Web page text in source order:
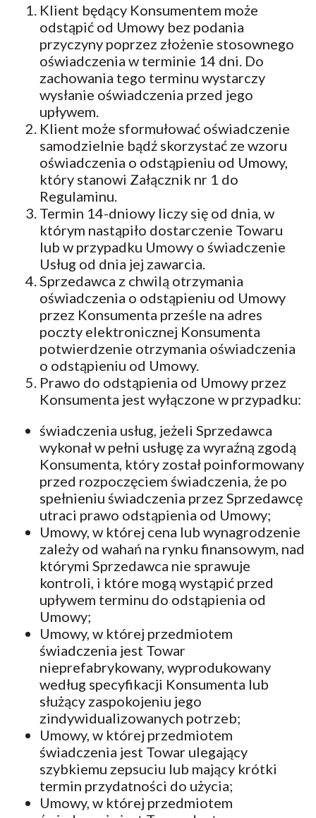
Klient będący Konsumentem może
odstąpić od Umowy bez podania
przyczyny poprzez złożenie stosownego
oświadczenia w terminie 14 dni. Do
zachowania tego terminu wystarczy
wysłanie oświadczenia przed jego
upływem.
Klient może sformułować oświadczenie
samodzielnie bądź skorzystać ze wzoru
oświadczenia o odstąpieniu od Umowy,
który stanowi Załącznik nr 1 do
Regulaminu.
Termin 14-dniowy liczy się od dnia, w
którym nastąpiło dostarczenie Towaru
lub w przypadku Umowy o świadczenie
Usług od dnia jej zawarcia.
Sprzedawca z chwilą otrzymania
oświadczenia o odstąpieniu od Umowy
przez Konsumenta prześle na adres
poczty elektronicznej Konsumenta
potwierdzenie otrzymania oświadczenia
o odstąpieniu od Umowy.
Prawo do odstąpienia od Umowy przez
Konsumenta jest wyłączone w przypadku:
świadczenia usług, jeżeli Sprzedawca
wykonał w pełni usługę za wyraźną zgodą
Konsumenta, który został poinformowany
przed rozpoczęciem świadczenia, że po
spełnieniu świadczenia przez Sprzedawcę
utraci prawo odstąpienia od Umowy;
Umowy, w której cena lub wynagrodzenie
zależy od wahań na rynku finansowym, nad
którymi Sprzedawca nie sprawuje
kontroli, i które mogą wystąpić przed
upływem terminu do odstąpienia od
Umowy;
Umowy, w której przedmiotem
świadczenia jest Towar
nieprefabrykowany, wyprodukowany
według specyfikacji Konsumenta lub
służący zaspokojeniu jego
zindywidualizowanych potrzeb;
Umowy, w której przedmiotem
świadczenia jest Towar ulegający
szybkiemu zepsuciu lub mający krótki
termin przydatności do użycia;
Umowy, w której przedmiotem